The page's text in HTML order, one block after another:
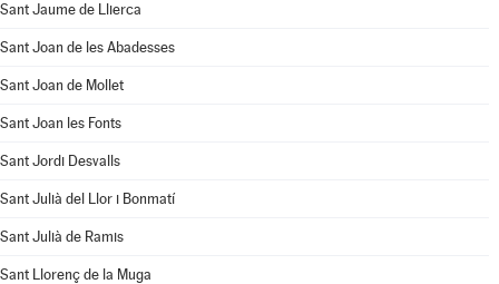
Sant Jaume de Llierca
Sant Joan de les Abadesses
Sant Joan de Mollet
Sant Joan les Fonts
Sant Jordi Desvalls
Sant Julià del Llor i Bonmatí
Sant Julià de Ramis
Sant Llorenç de la Muga